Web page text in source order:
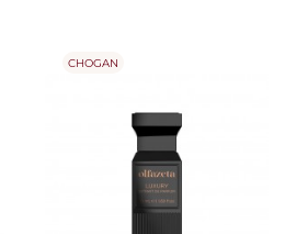
CHOGAN